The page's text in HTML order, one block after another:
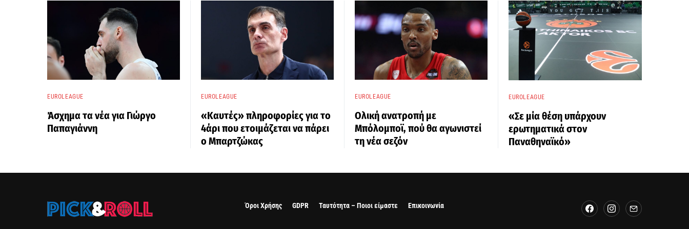
EUROLEAGUE
Άσχημα τα νέα για Γιώργο
Παπαγιάννη
EUROLEAGUE
«Καυτές» πληροφορίες για το
4άρι που ετοιμάζεται να πάρει
ο Μπαρτζώκας
EUROLEAGUE
Ολική ανατροπή με
Μπόλομποϊ, πού θα αγωνιστεί
τη νέα σεζόν
EUROLEAGUE
«Σε μία θέση υπάρχουν
ερωτηματικά στον
Παναθηναϊκό»
Όροι Χρήσης GDPR Ταυτότητα – Ποιοι είμαστε Επικοινωνία